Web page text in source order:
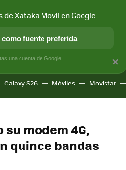
SOCIEDAD APLICACIONES
Galaxy S26 Móviles Movistar
modem 4G,
quince bandas
×
de Xataka Movil en Google
como fuente preferida
una cuenta de Google